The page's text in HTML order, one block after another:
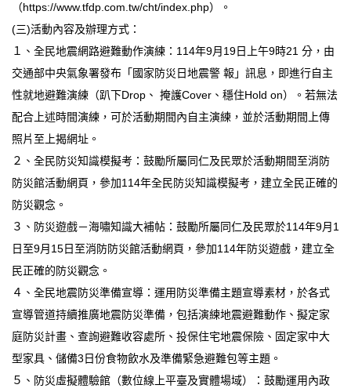
臺北市111年度臺北酷課雲師資增能推廣
教育品質保證
防疫在家學習專區
（https://www.tfdp.com.tw/cht/index.php）。
(三)活動內容及辦理方式：
１、全民地震網路避難動作演練：114年9月19日上午9時21 分，由
交通部中央氣象署發布「國家防災日地震警 報」訊息，即進行自主
性就地避難演練（趴下Drop、 掩護Cover、穩住Hold on）。若無法
配合上述時間演練，可於活動期間內自主演練，並於活動期間上傳
照片至上揭網址。
２、全民防災知識模擬考：鼓勵所屬同仁及民眾於活動期間至消防
防災館活動網頁，參加114年全民防災知識模擬考，建立全民正確的
防災觀念。
３、防災遊戲－海嘯知識大補帖：鼓勵所屬同仁及民眾於114年9月1
日至9月15日至消防防災館活動網頁，參加114年防災遊戲，建立全
民正確的防災觀念。
４、全民地震防災準備宣導：運用防災準備主題宣導素材，於各式
宣導管道持續推廣地震防災準備，包括演練地震避難動作、擬定家
庭防災計畫、查詢避難收容處所、投保住宅地震保險、固定家中大
型家具、儲備3日份食物飲水及準備緊急避難包等主題。
５、防災虛擬體驗館（數位線上平臺及實體場域）：鼓勵運用內政